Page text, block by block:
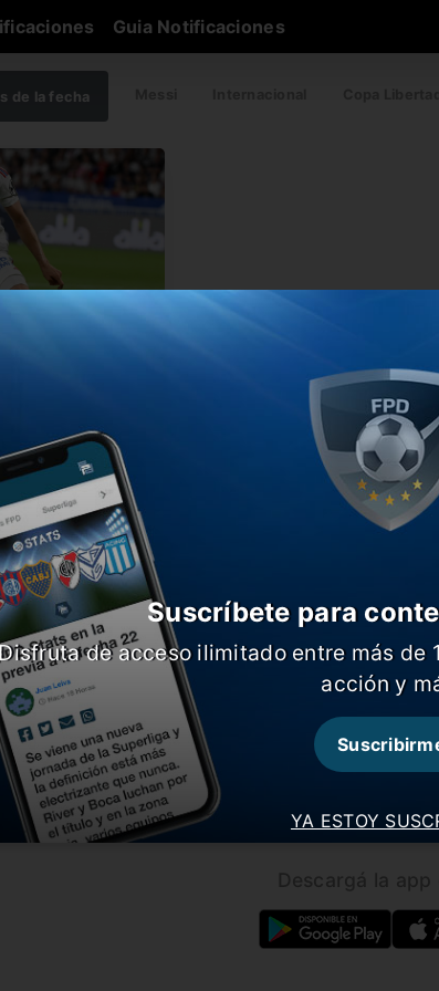
Guia Notificaciones
de la fecha
Nicolás
descenso
CARGAR MÁS
YA ESTOY
Suscríbete para
de acceso ilimitado entre más de
acción y